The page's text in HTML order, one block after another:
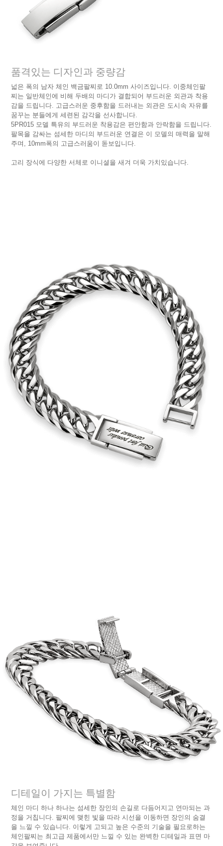
품격있는 디자인과 중량감
넓은 폭의 남자 체인 백금팔찌로 10.0mm 사이즈입니다. 이중체인팔
찌는 일반체인에 비해 두배의 마디가 결합되어 부드러운 외관과 착용
감을 드립니다. 고급스러운 중후함을 드러내는 외관은 도시속 자유를
꿈꾸는 분들에게 세련된 감각을 선사합니다.
5PR015 모델 특유의 부드러운 착용감은 편안함과 안락함을 드립니다.
팔목을 감싸는 섬세한 마디의 부드러운 연결은 이 모델의 매력을 말해
주며, 10mm폭의 고급스러움이 돋보입니다.
고리 장식에 다양한 서체로 이니셜을 새겨 더욱 가치있습니다.
디테일이 가지는 특별함
체인 마디 하나 하나는 섬세한 장인의 손길로 다듬어지고 연마되는 과
정을 거칩니다. 팔찌에 맺힌 빛을 따라 시선을 이동하면 장인의 숨결
을 느낄 수 있습니다. 이렇게 고되고 높은 수준의 기술을 필요로하는
체인팔찌는 최고급 제품에서만 느낄 수 있는 완벽한 디테일과 표면 마